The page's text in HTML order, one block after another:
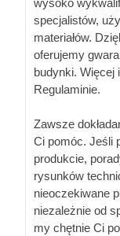
specjalistów,
materiałów.
oferujemy
budynki. Więcej
Regulaminie.
Zawsze
Ci pomóc. Jeśli
produkcie,
rysunków
nieoczekiwane
niezależnie od
my chętnie Ci